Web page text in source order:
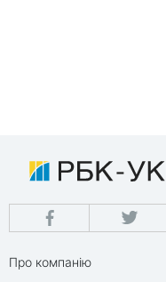
Про компанію